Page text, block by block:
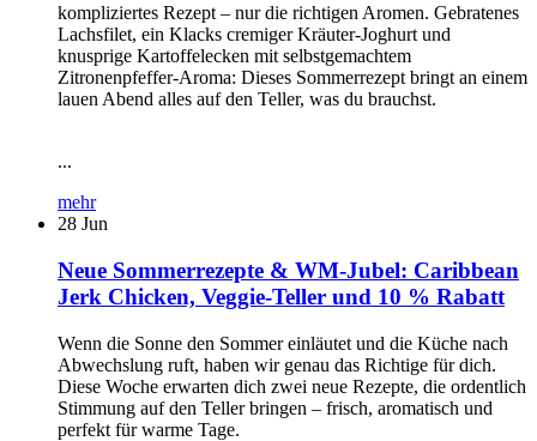
kompliziertes Rezept – nur die richtigen Aromen. Gebratenes
Lachsfilet, ein Klacks cremiger Kräuter-Joghurt und
knusprige Kartoffelecken mit selbstgemachtem
Zitronenpfeffer-Aroma: Dieses Sommerrezept bringt an einem
lauen Abend alles auf den Teller, was du brauchst.
...
mehr
28 Jun
Neue Sommerrezepte & WM-Jubel: Caribbean
Jerk Chicken, Veggie-Teller und 10 % Rabatt
Wenn die Sonne den Sommer einläutet und die Küche nach
Abwechslung ruft, haben wir genau das Richtige für dich.
Diese Woche erwarten dich zwei neue Rezepte, die ordentlich
Stimmung auf den Teller bringen – frisch, aromatisch und
perfekt für warme Tage.